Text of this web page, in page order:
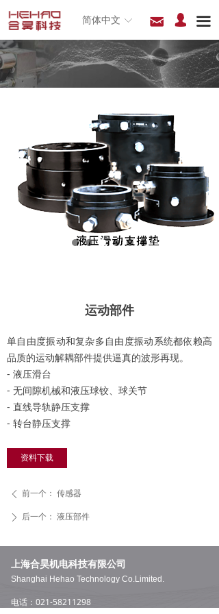
끀
낂 넙
ꀅ
简体中文
ꄴ 前一个： 传感器
ꄲ 后一个： 液压部件
单自由度振动和复杂多自由度振动系统都依赖高
品质的运动解耦部件提供逼真的波形再现。
- 液压滑台
- 无间隙机械和液压球铰、球关节
- 直线导轨静压支撑
- 转台静压支撑
资料下载
运动部件
上海合昊机电科技有限公司
Shanghai Hehao Technology Co.Limited.
电话：021-58211298